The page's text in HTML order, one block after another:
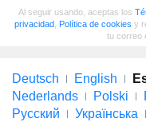
Al seguir usando, aceptas los
privacidad, Política de cookies y
tu correo
Deutsch English
Nederlands
Polski
Русский
Українська